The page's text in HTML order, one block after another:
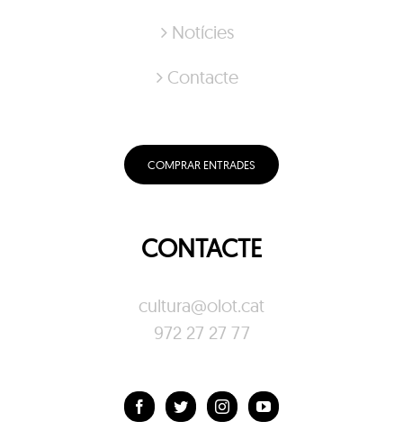
Notícies
Contacte
COMPRAR ENTRADES
CONTACTE
cultura@olot.cat
972 27 27 77